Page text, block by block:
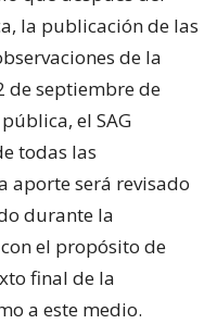
la publicación de las
de la
de septiembre de
el SAG
todas las
aporte será revisado
durante la
el propósito de
final de la
a este medio.